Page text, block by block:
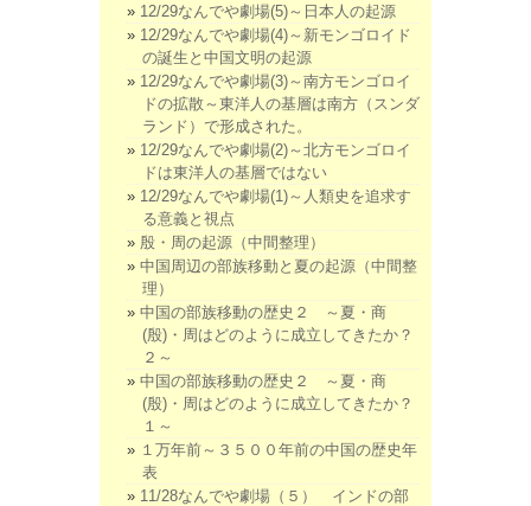
12/29なんでや劇場(5)～日本人の起源
12/29なんでや劇場(4)～新モンゴロイド
の誕生と中国文明の起源
12/29なんでや劇場(3)～南方モンゴロイ
ドの拡散～東洋人の基層は南方（スンダ
ランド）で形成された。
12/29なんでや劇場(2)～北方モンゴロイ
ドは東洋人の基層ではない
12/29なんでや劇場(1)～人類史を追求す
る意義と視点
殷・周の起源（中間整理）
中国周辺の部族移動と夏の起源（中間整
理）
中国の部族移動の歴史２ ～夏・商
(殷)・周はどのように成立してきたか？
２～
中国の部族移動の歴史２ ～夏・商
(殷)・周はどのように成立してきたか？
１～
１万年前～３５００年前の中国の歴史年
表
11/28なんでや劇場（５） インドの部